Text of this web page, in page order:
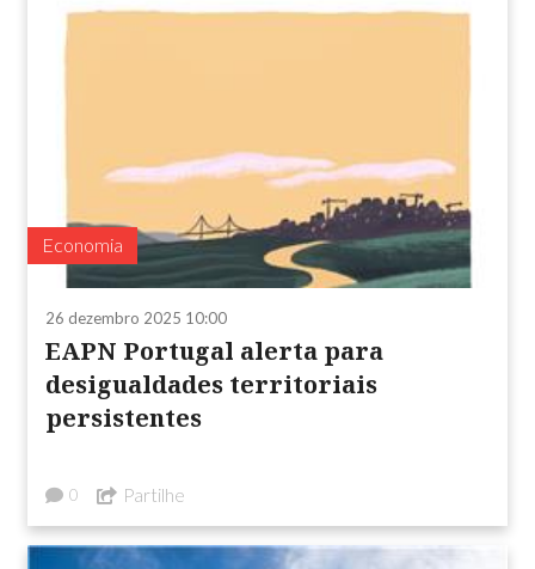
Economia
26 dezembro 2025 10:00
EAPN Portugal alerta para
desigualdades territoriais
persistentes
0 Partilhe